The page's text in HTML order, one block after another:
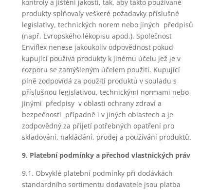
kontroly a jištění jakosti, tak, aby takto používané
produkty splňovaly veškeré požadavky příslušné
legislativy, technických norem nebo jiných předpisů
(např. Evropského lékopisu apod.). Společnost
Enviflex nenese jakoukoliv odpovědnost pokud
kupující používá produkty k jinému účelu jež je v
rozporu se zamýšleným účelem použití. Kupující
plně zodpovídá za použití produktů v souladu s
příslušnou legislativou, technickými normami nebo
jinými předpisy v oblasti ochrany zdraví a
bezpečnosti případně i v jiných oblastech a je
zodpovědný za přijetí potřebných opatření pro
skladování, nakládání, prodej a používání produktů.
9. Platební podmínky a přechod vlastnických práv
9.1. Obvyklé platební podmínky při dodávkách
standardního sortimentu dodavatele jsou platba